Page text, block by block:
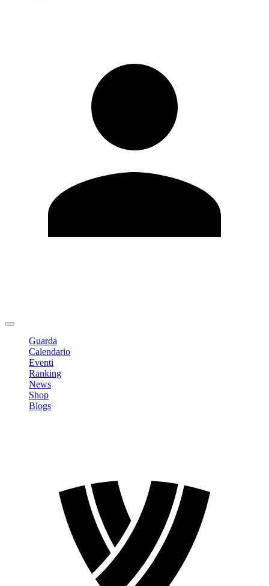
Guarda
Calendario
Eventi
Ranking
News
Shop
Blogs